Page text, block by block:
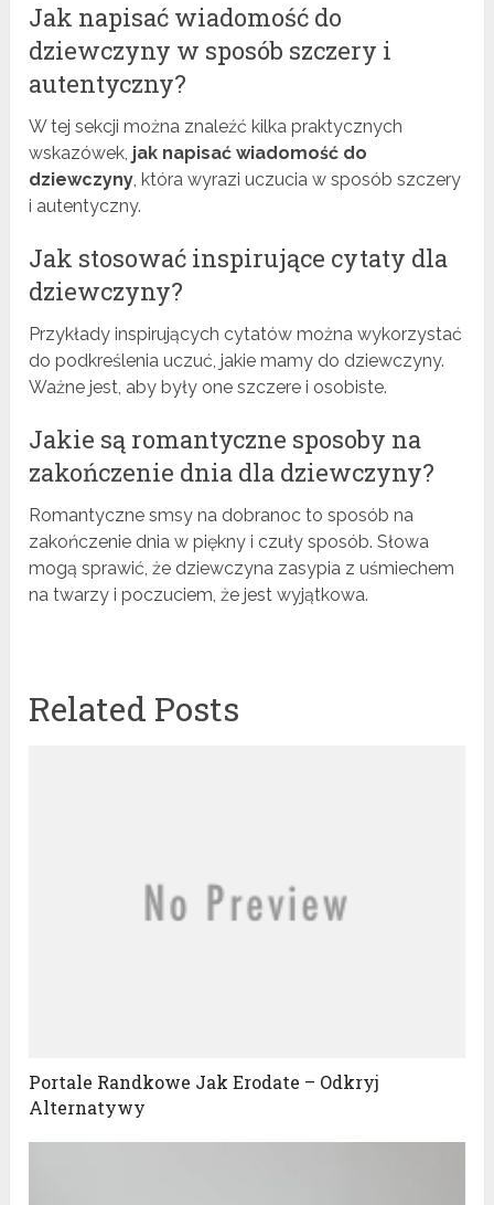
Jak napisać wiadomość do
dziewczyny w sposób szczery i
autentyczny?
W tej sekcji można znaleźć kilka praktycznych
wskazówek, jak napisać wiadomość do
dziewczyny, która wyrazi uczucia w sposób szczery
i autentyczny.
Jak stosować inspirujące cytaty dla
dziewczyny?
Przykłady inspirujących cytatów można wykorzystać
do podkreślenia uczuć, jakie mamy do dziewczyny.
Ważne jest, aby były one szczere i osobiste.
Jakie są romantyczne sposoby na
zakończenie dnia dla dziewczyny?
Romantyczne smsy na dobranoc to sposób na
zakończenie dnia w piękny i czuły sposób. Słowa
mogą sprawić, że dziewczyna zasypia z uśmiechem
na twarzy i poczuciem, że jest wyjątkowa.
Related Posts
Portale Randkowe Jak Erodate – Odkryj
Alternatywy